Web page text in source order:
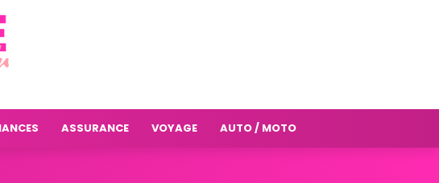
ASSURANCE VOYAGE AUTO / MOTO